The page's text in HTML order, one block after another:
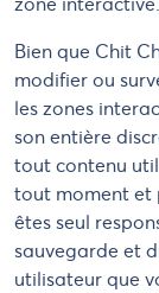
Bien que Chit
modifier ou
les zones
son entière
tout contenu
tout moment et
êtes seul
sauvegarde et
utilisateur que